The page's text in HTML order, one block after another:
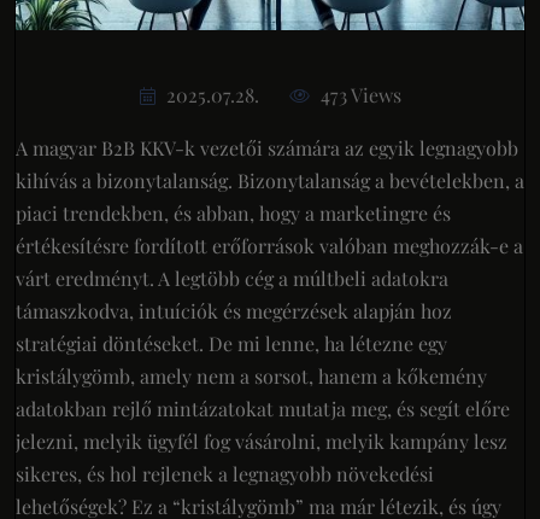
2025.07.28. 473 Views
A magyar B2B KKV-k vezetői számára az egyik legnagyobb
kihívás a bizonytalanság. Bizonytalanság a bevételekben, a
piaci trendekben, és abban, hogy a marketingre és
értékesítésre fordított erőforrások valóban meghozzák-e a
várt eredményt. A legtöbb cég a múltbeli adatokra
támaszkodva, intuíciók és megérzések alapján hoz
stratégiai döntéseket. De mi lenne, ha létezne egy
kristálygömb, amely nem a sorsot, hanem a kőkemény
adatokban rejlő mintázatokat mutatja meg, és segít előre
jelezni, melyik ügyfél fog vásárolni, melyik kampány lesz
sikeres, és hol rejlenek a legnagyobb növekedési
lehetőségek? Ez a “kristálygömb” ma már létezik, és úgy